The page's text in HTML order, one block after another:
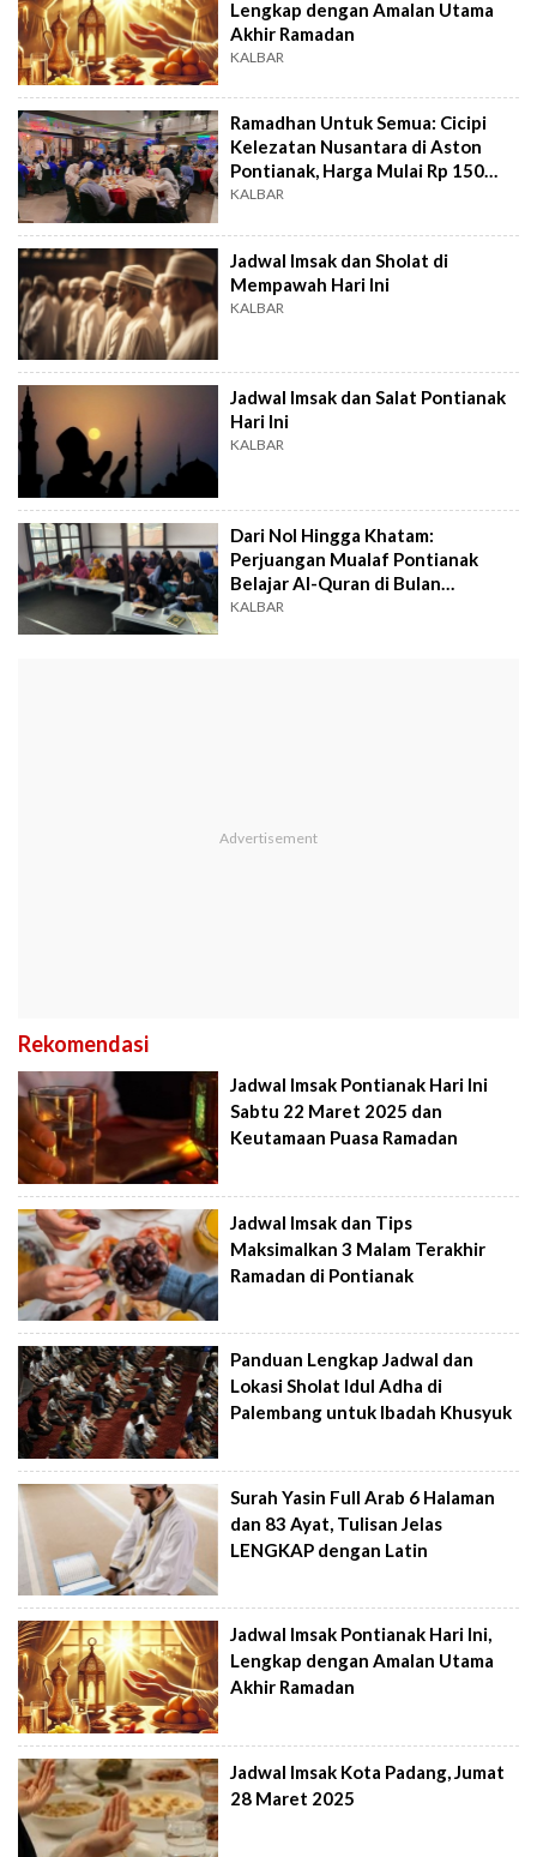
Lengkap dengan Amalan Utama
Akhir Ramadan
KALBAR
Ramadhan Untuk Semua: Cicipi
Kelezatan Nusantara di Aston
Pontianak, Harga Mulai Rp 150
Ribu!
KALBAR
Jadwal Imsak dan Sholat di
Mempawah Hari Ini
KALBAR
Jadwal Imsak dan Salat Pontianak
Hari Ini
KALBAR
Dari Nol Hingga Khatam:
Perjuangan Mualaf Pontianak
Belajar Al-Quran di Bulan
Ramadhan
KALBAR
Rekomendasi
Jadwal Imsak Pontianak Hari Ini
Sabtu 22 Maret 2025 dan
Keutamaan Puasa Ramadan
Jadwal Imsak dan Tips
Maksimalkan 3 Malam Terakhir
Ramadan di Pontianak
Panduan Lengkap Jadwal dan
Lokasi Sholat Idul Adha di
Palembang untuk Ibadah Khusyuk
Surah Yasin Full Arab 6 Halaman
dan 83 Ayat, Tulisan Jelas
LENGKAP dengan Latin
Jadwal Imsak Pontianak Hari Ini,
Lengkap dengan Amalan Utama
Akhir Ramadan
Jadwal Imsak Kota Padang, Jumat
28 Maret 2025